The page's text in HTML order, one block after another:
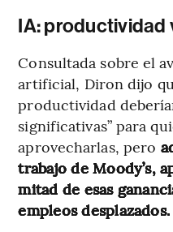
IA: productividad
Consultada sobre el
artificial, Diron dijo
productividad
significativas” para
aprovecharlas, pero
trabajo de Moody’s,
mitad de esas
empleos desplazados.